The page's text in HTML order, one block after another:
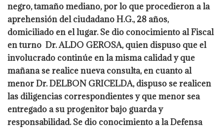
negro, tamaño mediano, por lo que procedieron a la
aprehensión del ciudadano H.G., 28 años,
domiciliado en el lugar. Se dio conocimiento al Fiscal
en turno Dr. ALDO GEROSA, quien dispuso que el
involucrado continúe en la misma calidad y que
mañana se realice nueva consulta, en cuanto al
menor Dr. DELBON GRICELDA, dispuso se realicen
las diligencias correspondientes y que menor sea
entregado a su progenitor bajo guarda y
responsabilidad. Se dio conocimiento a la Defensa